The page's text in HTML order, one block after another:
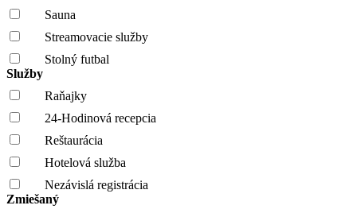
Sauna
Streamovacie služby
Stolný futbal
Služby
Raňajky
24-Hodinová recepcia
Reštaurácia
Hotelová služba
Nezávislá registrácia
Zmiešaný